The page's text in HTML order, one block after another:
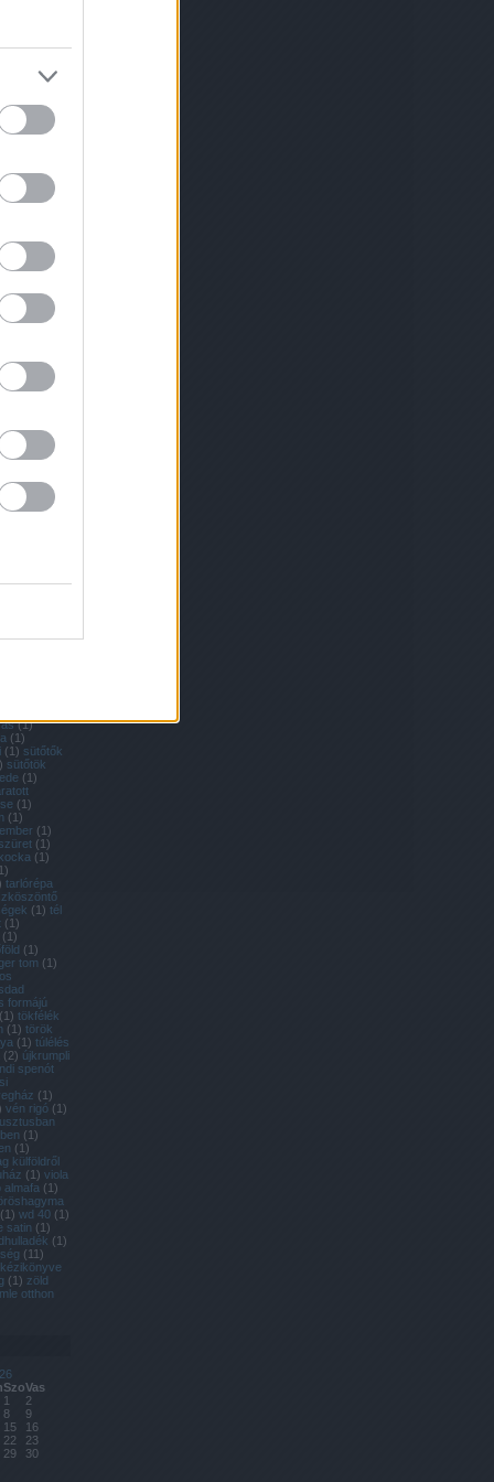
rendrakás a
padlizsán
nevelése
(1
(1
(2) parador
reggeli 1
)
petúnia
piacenzai
)
(1)
(1)
rebarbara
(1) remo
1
1) retek
(1)
(1)
(1) sütőtők
) sütőtök
(1)
(1)
(1)
(1)
szüret (1)
(1)
1)
tarlórépa
(1) tél
(1)
(1)
(1)
tom (1)
formájú
(1) tökfélék
(1) török
(1) túlélés
(2) újkrumpli
spenót
(1)
vén rigó (1)
(1)
(1)
külföldről
(1) viola
almafa (1)
(1) wd 40 (1)
satin (1)
(1)
(11)
(1) zöld
otthon
SzoVas
1
2
8
9
15
16
22
23
29
30